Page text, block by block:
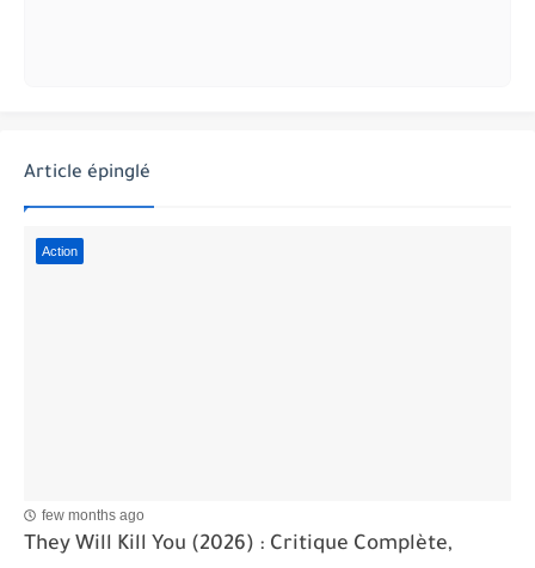
Article épinglé
Action
few months ago
They Will Kill You (2026) : Critique Complète,